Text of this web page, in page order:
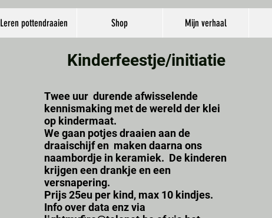
Leren pottendraaien Shop Mijn verhaal
Kinderfeestje/initiatie
Twee uur durende afwisselende
kennismaking met de wereld der klei
op kindermaat.
We gaan potjes draaien aan de
draaischijf en maken daarna ons
naambordje in keramiek. De kinderen
krijgen een drankje en een
versnapering.
Prijs 25eu per kind, max 10 kindjes.
Info over data enz via